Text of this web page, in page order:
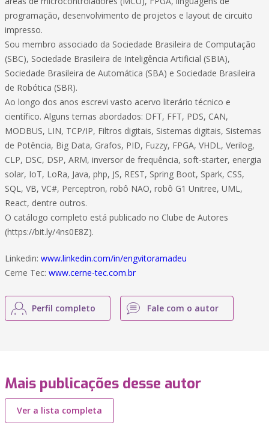
programação, desenvolvimento de projetos e layout de circuito
impresso.
Sou membro associado da Sociedade Brasileira de Computação
(SBC), Sociedade Brasileira de Inteligência Artificial (SBIA),
Sociedade Brasileira de Automática (SBA) e Sociedade Brasileira
de Robótica (SBR).
Ao longo dos anos escrevi vasto acervo literário técnico e
científico. Alguns temas abordados: DFT, FFT, PDS, CAN,
MODBUS, LIN, TCP/IP, Filtros digitais, Sistemas digitais, Sistemas
de Potência, Big Data, Grafos, PID, Fuzzy, FPGA, VHDL, Verilog,
CLP, DSC, DSP, ARM, inversor de frequência, soft-starter, energia
solar, IoT, LoRa, Java, php, JS, REST, Spring Boot, Spark, CSS,
SQL, VB, VC#, Perceptron, robô NAO, robô G1 Unitree, UML,
React, dentre outros.
O catálogo completo está publicado no Clube de Autores
(https://bit.ly/4ns0E8Z).
Linkedin: www.linkedin.com/in/engvitoramadeu
Cerne Tec: www.cerne-tec.com.br
Perfil completo Fale com o autor
Mais publicações desse autor
Ver a lista completa